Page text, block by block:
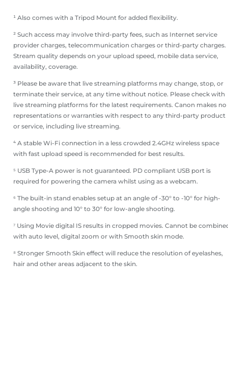
¹ Also comes with a Tripod Mount for added flexibility.
² Such access may involve third-party fees, such as Internet service
provider charges, telecommunication charges or third-party charges.
Stream quality depends on your upload speed, mobile data service,
availability, coverage.
³ Please be aware that live streaming platforms may change, stop, or
terminate their service, at any time without notice. Please check with
live streaming platforms for the latest requirements. Canon makes no
representations or warranties with respect to any third-party product
or service, including live streaming.
⁴ A stable Wi-Fi connection in a less crowded 2.4GHz wireless space
with fast upload speed is recommended for best results.
⁵ USB Type-A power is not guaranteed. PD compliant USB port is
required for powering the camera whilst using as a webcam.
⁶ The built-in stand enables setup at an angle of -30° to -10° for high-
angle shooting and 10° to 30° for low-angle shooting.
⁷ Using Movie digital IS results in cropped movies. Cannot be
with auto level, digital zoom or with Smooth skin mode.
⁸ Stronger Smooth Skin effect will reduce the resolution of eyelashes,
hair and other areas adjacent to the skin.